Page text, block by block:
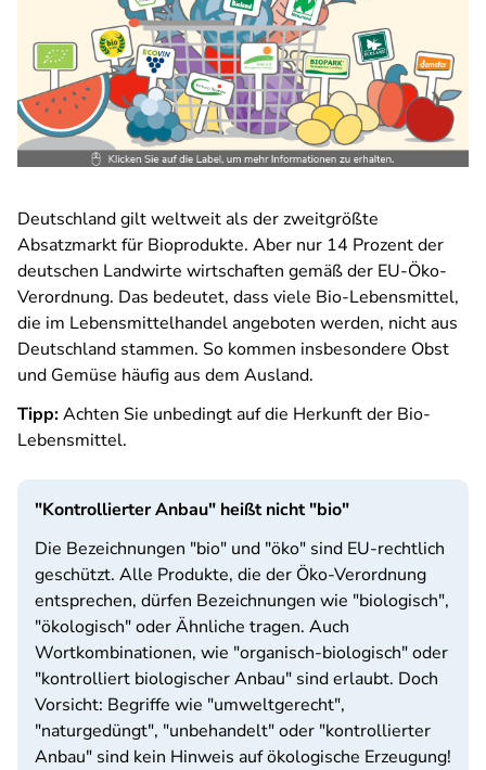
Deutschland gilt weltweit als der zweitgrößte
Absatzmarkt für Bioprodukte. Aber nur 14 Prozent der
deutschen Landwirte wirtschaften gemäß der EU-Öko-
Verordnung. Das bedeutet, dass viele Bio-Lebensmittel,
die im Lebensmittelhandel angeboten werden, nicht aus
Deutschland stammen. So kommen insbesondere Obst
und Gemüse häufig aus dem Ausland.
Tipp:Achten Sie unbedingt auf die Herkunft der Bio-
Lebensmittel.
"Kontrollierter Anbau" heißt nicht "bio"
Die Bezeichnungen "bio" und "öko" sind EU-rechtlich
geschützt. Alle Produkte, die der Öko-Verordnung
entsprechen, dürfen Bezeichnungen wie "biologisch",
"ökologisch" oder Ähnliche tragen. Auch
Wortkombinationen, wie "organisch-biologisch" oder
"kontrolliert biologischer Anbau" sind erlaubt. Doch
Vorsicht: Begriffe wie "umweltgerecht",
"naturgedüngt", "unbehandelt" oder "kontrollierter
Anbau" sind kein Hinweis auf ökologische Erzeugung!